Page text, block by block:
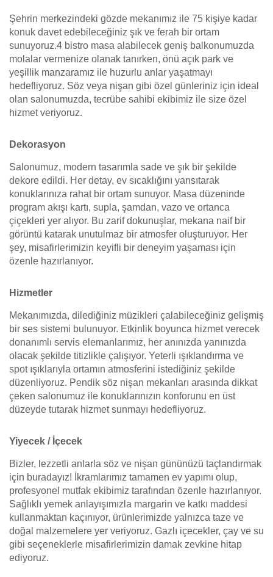
Şehrin merkezindeki gözde mekanımız ile 75 kişiye kadar
konuk davet edebileceğiniz şık ve ferah bir ortam
sunuyoruz.4 bistro masa alabilecek geniş balkonumuzda
molalar vermenize olanak tanırken, önü açık park ve
yeşillik manzaramız ile huzurlu anlar yaşatmayı
hedefliyoruz. Söz veya nişan gibi özel günleriniz için ideal
olan salonumuzda, tecrübe sahibi ekibimiz ile size özel
hizmet veriyoruz.
Dekorasyon
Salonumuz, modern tasarımla sade ve şık bir şekilde
dekore edildi. Her detay, ev sıcaklığını yansıtarak
konuklarınıza rahat bir ortam sunuyor. Masa düzeninde
program akışı kartı, supla, şamdan, vazo ve ortanca
çiçekleri yer alıyor. Bu zarif dokunuşlar, mekana naif bir
görüntü katarak unutulmaz bir atmosfer oluşturuyor. Her
şey, misafirlerimizin keyifli bir deneyim yaşaması için
özenle hazırlanıyor.
Hizmetler
Mekanımızda, dilediğiniz müzikleri çalabileceğiniz gelişmiş
bir ses sistemi bulunuyor. Etkinlik boyunca hizmet verecek
donanımlı servis elemanlarımız, her anınızda yanınızda
olacak şekilde titizlikle çalışıyor. Yeterli ışıklandırma ve
spot ışıklarıyla ortamın atmosferini istediğiniz şekilde
düzenliyoruz. Pendik söz nişan mekanları arasında dikkat
çeken salonumuz ile konuklarınızın konforunu en üst
düzeyde tutarak hizmet sunmayı hedefliyoruz.
Yiyecek / İçecek
Bizler, lezzetli anlarla söz ve nişan gününüzü taçlandırmak
için buradayız! İkramlarımız tamamen ev yapımı olup,
profesyonel mutfak ekibimiz tarafından özenle hazırlanıyor.
Sağlıklı yemek anlayışımızla margarin ve katkı maddesi
kullanmaktan kaçınıyor, ürünlerimizde yalnızca taze ve
doğal malzemelere yer veriyoruz. Gazlı içecekler, çay ve su
gibi seçeneklerle misafirlerimizin damak zevkine hitap
ediyoruz.